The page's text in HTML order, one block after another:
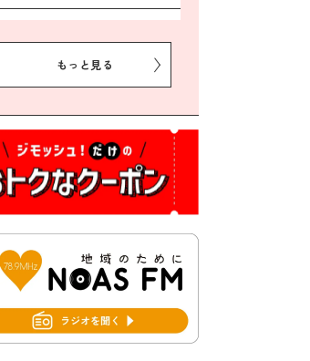
地震義援金の受付について
務委託に係る質問回答につい
2026年7月31日 市税等の納付
書が変わります！
2026年7月30日 豊前市立学校
2026年7月30日 豊前市立学校
もっと見る